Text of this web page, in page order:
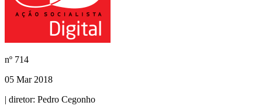
nº 714
05 Mar 2018
| diretor: Pedro Cegonho